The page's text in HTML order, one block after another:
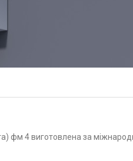
фм 4 виготовлена за